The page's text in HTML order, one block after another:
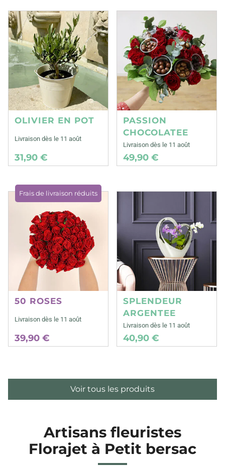
OLIVIER EN POT
Livraison dès le 11 août
31,90 €
PASSION
CHOCOLATEE
Livraison dès le 11 août
49,90 €
Frais de livraison réduits
50 ROSES
Livraison dès le 11 août
39,90 €
SPLENDEUR
ARGENTEE
Livraison dès le 11 août
40,90 €
Voir tous les produits
Artisans fleuristes
Florajet à Petit bersac